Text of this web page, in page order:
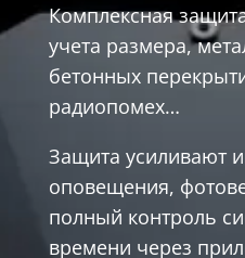
Комплексная
учета размера,
бетонных
радиопомех…
Защита усиливают
оповещения,
полный контроль
времени через